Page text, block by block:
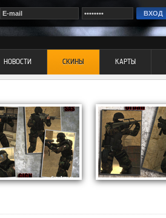
НОВОСТИ СКИНЫ КАРТЫ